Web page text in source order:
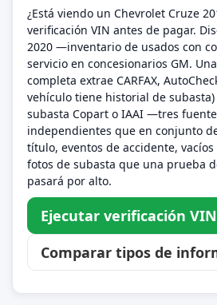
¿Está viendo un Chevrolet Cruze
verificación VIN antes de pagar.
2020 —inventario de usados con
servicio en concesionarios GM.
completa extrae CARFAX,
vehículo tiene historial de
subasta Copart o IAAI —tres
independientes que en conjunto
título, eventos de accidente,
fotos de subasta que una prueba
pasará por alto.
Ejecutar verificación VIN
Comparar tipos de